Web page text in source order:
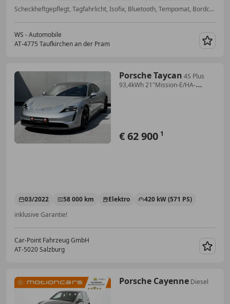
Scheckheftgepflegt, Tagfahrlicht, Isofix, Bluetooth, Tempomat, Bordcomputer, Anhängerkupplung, Scheinwerferreinigung
WS - Automobile
AT-4775 Taufkirchen an der Pram
Porsche Taycan 4S Plus
93,4kWh 21"Mission-E/HA-
€ 62 900 1
03/2022 58 000 km Elektro
420 kW (571 PS)
inklusive Garantie!
Car-Point Fahrzeug GmbH
AT-5020 Salzburg
Porsche Cayenne Diesel